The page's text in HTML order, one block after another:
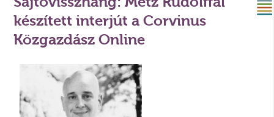
készített interjút a Corvinus
Közgazdász Online